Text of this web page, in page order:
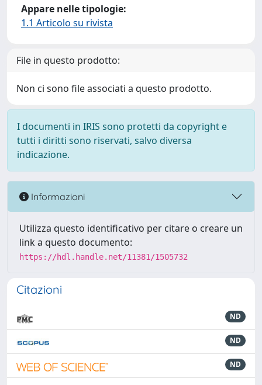
Appare nelle tipologie:
1.1 Articolo su rivista
File in questo prodotto:
Non ci sono file associati a questo prodotto.
I documenti in IRIS sono protetti da copyright e
tutti i diritti sono riservati, salvo diversa
indicazione.
Informazioni
Utilizza questo identificativo per citare o creare un
link a questo documento:
https://hdl.handle.net/11381/1505732
Citazioni
ND
ND
ND